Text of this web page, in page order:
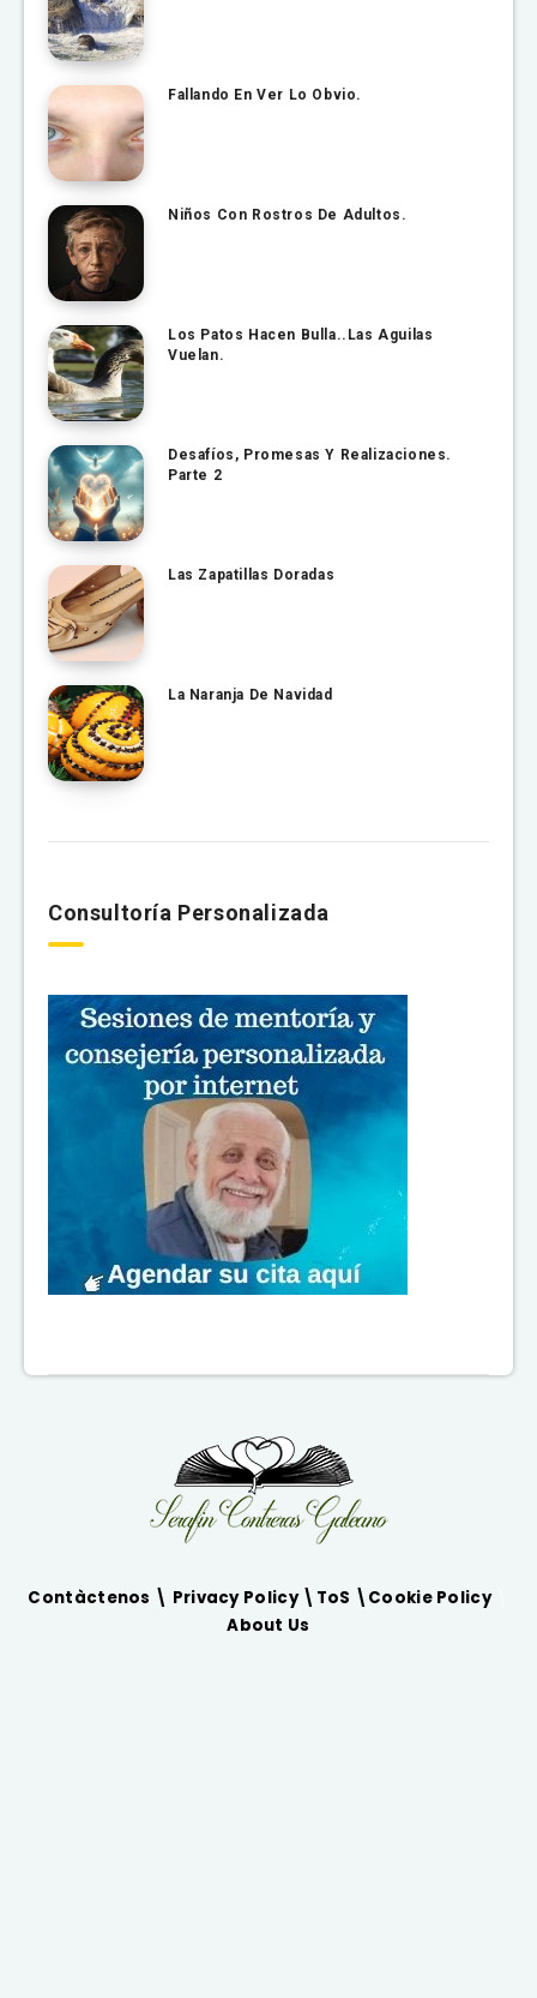
Fallando En Ver Lo Obvio.
Niños Con Rostros De Adultos.
Los Patos Hacen Bulla..Las Aguilas
Vuelan.
Desafíos, Promesas Y Realizaciones.
Parte 2
Las Zapatillas Doradas
La Naranja De Navidad
Consultoría Personalizada
Contàctenos \ Privacy Policy \ ToS \ Cookie Policy\
About Us